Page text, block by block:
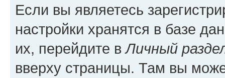
Если вы являетесь
настройки хранятся в базе
их, перейдите вЛичный
вверху страницы. Там вы